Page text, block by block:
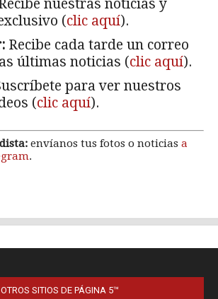
OTROS SITIOS DE PÁGINA 5™